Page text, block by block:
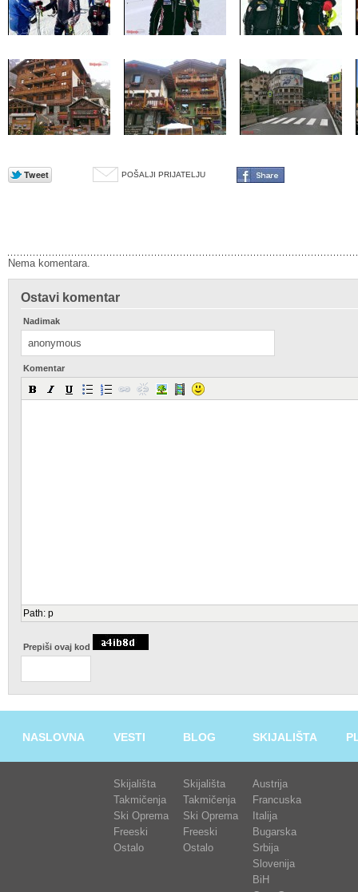
POŠALJI PRIJATELJU
Nema komentara.
Ostavi komentar
Nadimak
Komentar
Path: p
Prepiši ovaj kod
NASLOVNA VESTI
Skijališta
Takmičenja
Ski Oprema
Freeski
Ostalo
BLOG
Skijališta
Takmičenja
Ski Oprema
Freeski
Ostalo
SKIJALIŠTA
Austrija
Francuska
Italija
Bugarska
Srbija
Slovenija
BiH